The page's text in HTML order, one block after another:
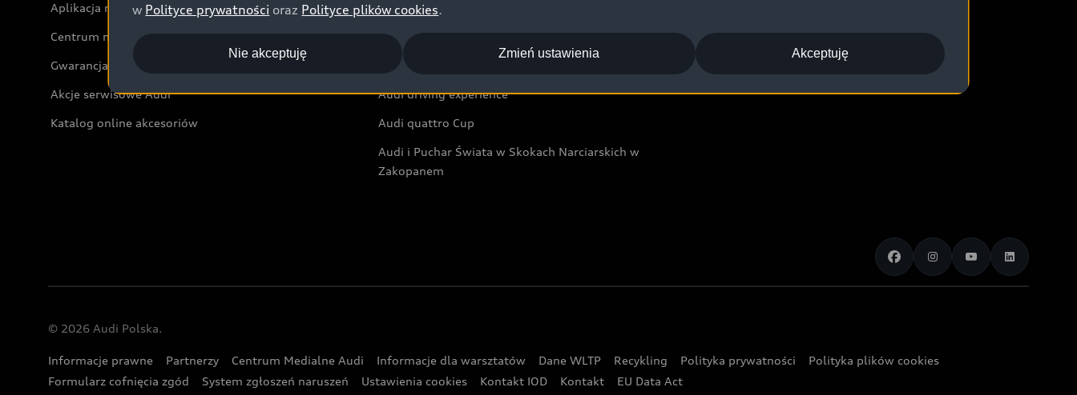
Aplikacja myAudi i usługi cyfrowe
Centrum napraw powypadkowych
Gwarancja
Akcje serwisowe Audi
Katalog online akcesoriów
Audi Nuvolari
Audi Sport Festiwal
Audi i Muzeum Sztuki Nowoczesnej w Warszawie
Audi driving experience
Audi quattro Cup
Audi i Puchar Świata w Skokach Narciarskich w
Zakopanem
© 2026 Audi Polska.
Informacje prawne Partnerzy Centrum Medialne Audi Informacje dla warsztatów Dane WLTP Recykling Polityka prywatności
Polityka plików cookies
Formularz cofnięcia zgód
System zgłoszeń naruszeń Ustawienia cookies Kontakt IOD Kontakt EU Data Act
w Polityce prywatności oraz Polityce plików cookies.
Akceptuję
Nie akceptuję Zmień ustawienia